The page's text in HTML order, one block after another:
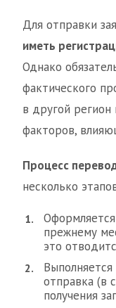
Для отправки
иметь
Однако
фактического
в другой
факторов,
Процесс
несколько
прежнему
это
отправка (в
получения